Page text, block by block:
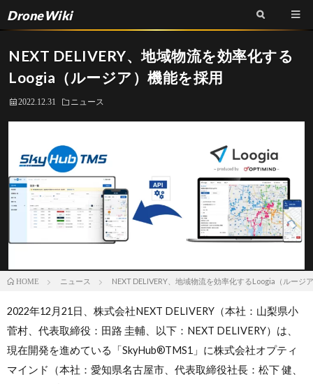
DroneWiki
NEXT DELIVERY、地域物流を効率化する
Loogia（ルージア）機能を採用
2022.12.31 ニュース
HOME ニュース NEXT DELIVERY、地域物流を効率化するLoogia（ルージ
2022年12月21日、株式会社NEXT DELIVERY（本社：山梨県小
菅村、代表取締役：田路 圭輔、以下：NEXT DELIVERY）は、
現在開発を進めている「SkyHub®︎TMS1」に株式会社オプティ
マインド（本社：愛知県名古屋市、代表取締役社長：松下 健、